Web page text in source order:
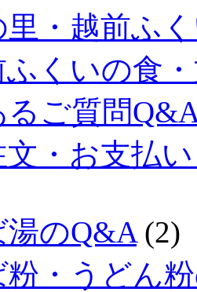
里・越前ふ
ふくいの食
るご質問
文・お支払
湯のQ&A(2)
粉・うどん